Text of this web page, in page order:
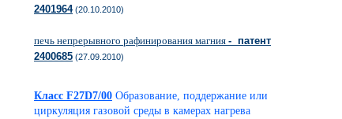
2401964(20.10.2010)
печь непрерывного рафинирования магния - патент
2400685 (27.09.2010)
Класс F27D7/00 Образование, поддержание или
циркуляция газовой среды в камерах нагрева